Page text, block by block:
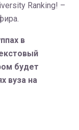
Ranking! –
в
будет
вуза на